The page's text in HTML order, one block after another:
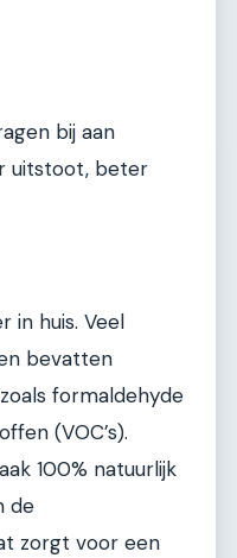
bij aan
uitstoot, beter
in huis. Veel
bevatten
formaldehyde
(VOC’s).
100% natuurlijk
de
zorgt voor een